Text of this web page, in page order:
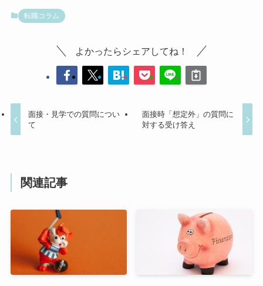
転職コラム
よかったらシェアしてね！
面接・見学での質問につい
て
面接時「想定外」の質問に
対する受け答え
関連記事